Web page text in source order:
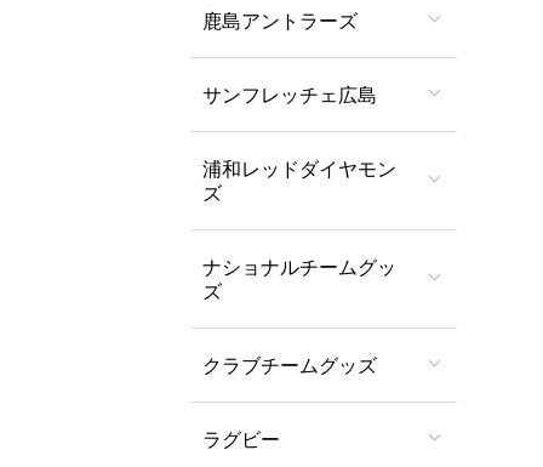
鹿島アントラーズ
サンフレッチェ広島
浦和レッドダイヤモン
ズ
ナショナルチームグッ
ズ
クラブチームグッズ
ラグビー